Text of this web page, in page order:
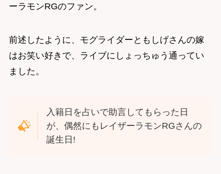
ーラモンRGのファン。
前述したように、モグライダーともしげさんの嫁
はお笑い好きで、ライブにしょっちゅう通ってい
ました。
入籍日を占いで助言してもらった日
が、偶然にもレイザーラモンRGさんの
誕生日!